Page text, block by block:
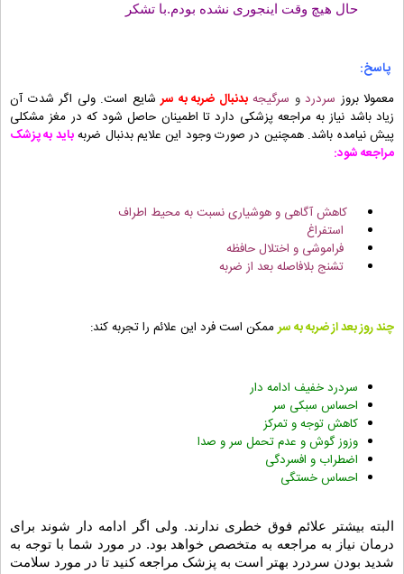
حال هیچ وقت اینجوری نشده بودم.با تشکر
پاسخ:
معمولا بروز سردردو سرگیجه بدنبال ضربه به سرشایع است. ولی اگر شدت آن
زیاد باشد نیاز به مراجعه پزشکی دارد تا اطمینان حاصل شود که در مغز مشکلی
پیش نیامده باشد. همچنین در صورت وجود این علایم بدنبال ضربهباید به پزشک
مراجعه شود:
کاهش آگاهی و هوشیاری نسبت به محیط اطراف
استفراغ
فراموشی و اختلال حافظه
تشنج بلافاصله بعد از ضربه
چند روز بعد از ضربه به سرممکن است فرد این علائم را تجربه کند:
سردرد خفیف ادامه دار
احساس سبکی سر
کاهش توجه و تمرکز
وزوز گوش و عدم تحمل سر و صدا
اضطراب و افسردگی
احساس خستگی
البته بیشتر علائم فوق خطری ندارند. ولی اگر ادامه دار شوند برای
درمان نیاز به مراجعه به متخصص خواهد بود. در مورد شما با توجه به
شدید بودن سردرد بهتر است به پزشک مراجعه کنید تا در مورد سلامت